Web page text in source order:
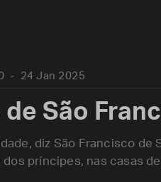
24 Jan 2025
de São
diz São Francisco de
dos príncipes, nas casas